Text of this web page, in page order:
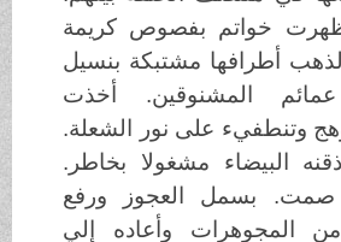
خواتم بفصوص كريمة
أطرافها مشتبكة بنسيل
المشنوقين. أخذت
وتنطفيء على نور الشعلة.
البيضاء مشغولا بخاطر.
بسمل العجوز ورفع
المجوهرات وأعاده إلي